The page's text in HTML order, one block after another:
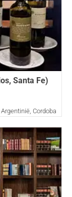
Santa Fe)
Argentinië, Cordoba